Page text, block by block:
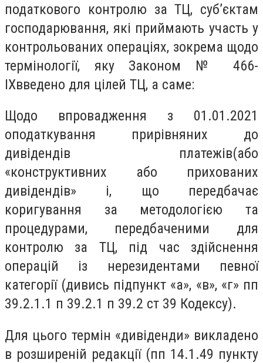
податкового контролю за ТЦ, суб’єктам
господарювання, які приймають участь у
контрольованих операціях, зокрема щодо
термінології, яку Законом № 466-
IXвведено для цілей ТЦ, а саме:
Щодо впровадження з 01.01.2021
оподаткування прирівняних до
дивідендів платежів(або
«конструктивних або прихованих
дивідендів» і, що передбачає
коригування за методологією та
процедурами, передбаченими для
контролю за ТЦ, під час здійснення
операцій із нерезидентами певної
категорії (дивись підпункт «а», «в», «г» пп
39.2.1.1 п 39.2.1 п 39.2 ст 39 Кодексу).
Для цього термін «дивіденди» викладено
в розширеній редакції (пп 14.1.49 пункту